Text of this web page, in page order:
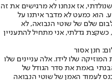
, אז אנחנו לא מרגישים את זה
הוא כמעט לא מדבר איתנו על
שלם של שוטי הנבואה, לא
גדלתי, אני מתחיל להתעניין
שלו לידו. אלה עניינים שלו
באמת את סדר הגודל של
לעמוד האמן של שוטי הנבואה